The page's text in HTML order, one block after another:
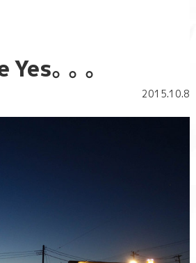
。。。
2015.10.8